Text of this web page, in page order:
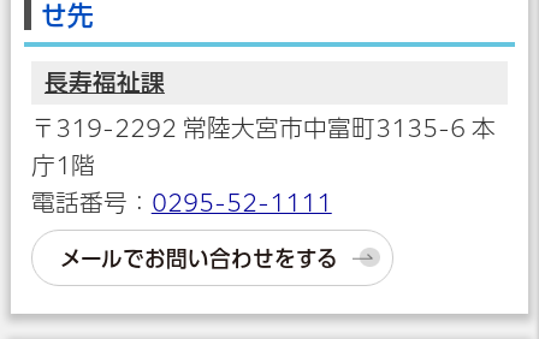
せ先
長寿福祉課
〒319-2292 常陸大宮市中富町3135-6 本
庁1階
電話番号： 0295-52-1111
メールでお問い合わせをする